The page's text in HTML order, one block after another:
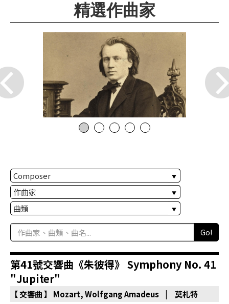
圖
講
師
夜
鶯
百
科
夜
鶯
出
版
品
精選作曲家
Go!
第41號交響曲《朱彼得》 Symphony No. 41
"Jupiter"
【 交響曲 】
Mozart, Wolfgang Amadeus | 莫札特